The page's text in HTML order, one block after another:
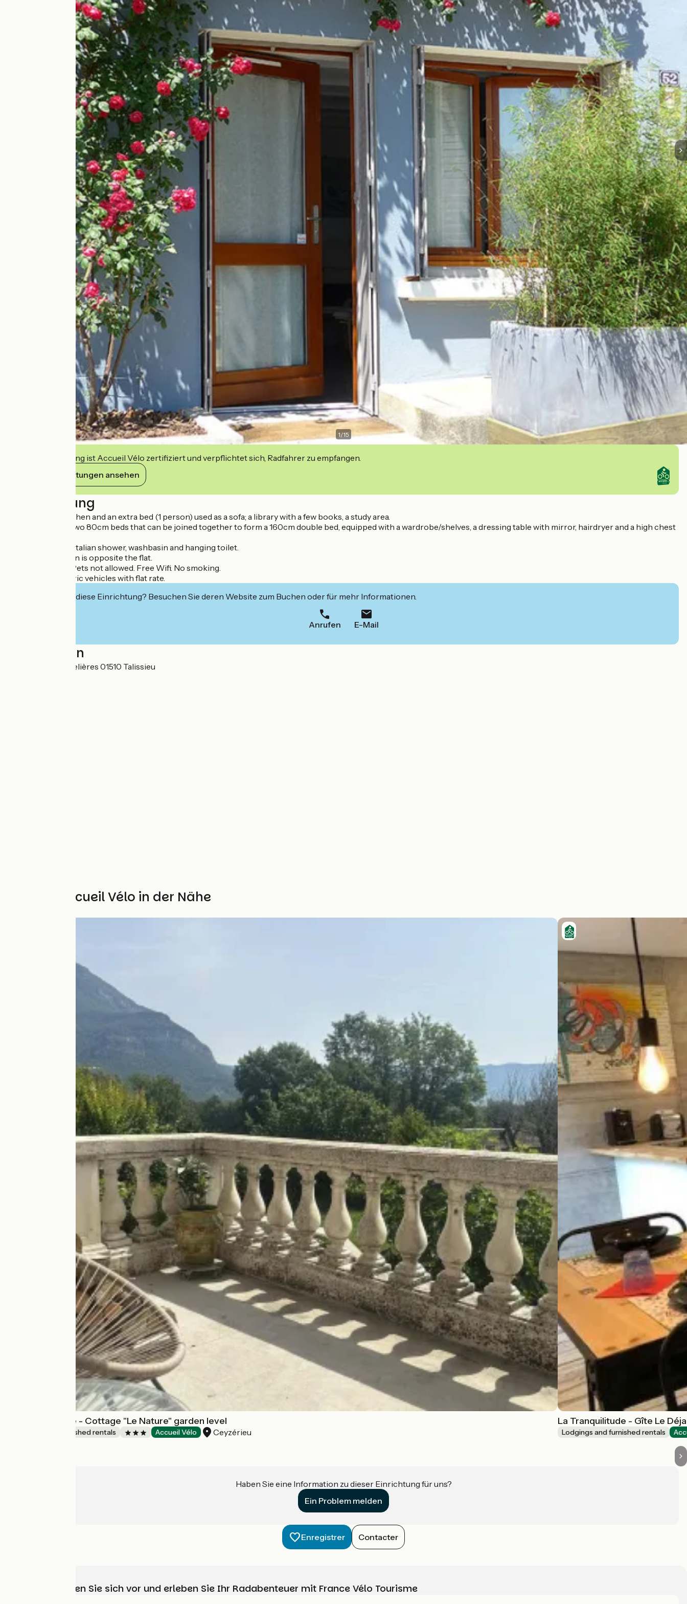
1/15
Diese Einrichtung ist Accueil Vélo zertifiziert und verpflichtet sich, Radfahrer zu empfangen.
Ihre Verpflichtungen ansehen
Beschreibung
A living room/kitchen and an extra bed (1 person) used as a sofa; a library with a few books, a study area.
A bedroom with two 80cm beds that can be joined together to form a 160cm double bed, equipped with a wardrobe/shelves, a dressing table with mirror, hairdryer and a high chest
A bathroom with Italian shower, washbasin and hanging toilet.
The private garden is opposite the flat.
Private car park. Pets not allowed. Free Wifi. No smoking.
Charger for electric vehicles with flat rate.
Interessiert Sie diese Einrichtung? Besuchen Sie deren Website zum Buchen oder für mehr Informationen.
Anrufen E-Mail
Localisation
52 allée des Chapelières 01510 Talissieu
Weitere Accueil Vélo in der Nähe
La Tranquilitude - Cottage "Le Nature" garden level
Lodgings and furnished rentals Accueil Vélo Ceyzérieu
La Tranquilitude - Gîte Le
Lodgings and furnished rentals
Haben Sie eine Information zu dieser Einrichtung für uns?
Ein Problem melden
Enregistrer Contacter
Wählen, bereiten Sie sich vor und erleben Sie Ihr Radabenteuer mit France Vélo Tourisme